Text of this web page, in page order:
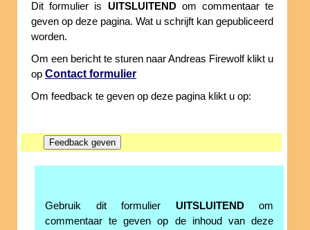
Dit formulier is UITSLUITENDom commentaar te
geven op deze pagina. Wat u schrijft kan gepubliceerd
worden.
Om een bericht te sturen naar Andreas Firewolf klikt u
op Contact formulier
Om feedback te geven op deze pagina klikt u op:
Gebruik dit formulier UITSLUITENDom
commentaar te geven op de inhoud van deze